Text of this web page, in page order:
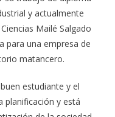
y actualmente
Mailé Salgado
para una empresa de
matancero.
estudiante y el
planificación y está